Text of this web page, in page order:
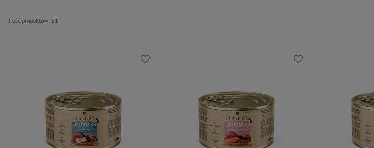
Ilość produktów: 51